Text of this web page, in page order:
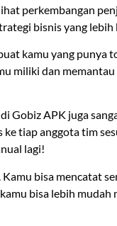
perkembangan
bisnis yang lebih
kamu yang punya
miliki dan
Gobiz APK juga
tiap anggota tim
lagi!
bisa mencatat
bisa lebih